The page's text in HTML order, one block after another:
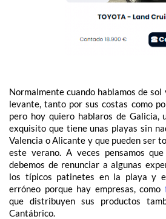
Normalmente cuando hablamos de sol
levante, tanto por sus costas como
pero hoy quiero hablaros de Galicia,
exquisito que tiene unas playas sin
Valencia o Alicante y que pueden ser
este verano. A veces pensamos
debemos de renunciar a algunas
los típicos patinetes en la playa y
erróneo porque hay empresas, como
que distribuyen sus productos
Cantábrico.